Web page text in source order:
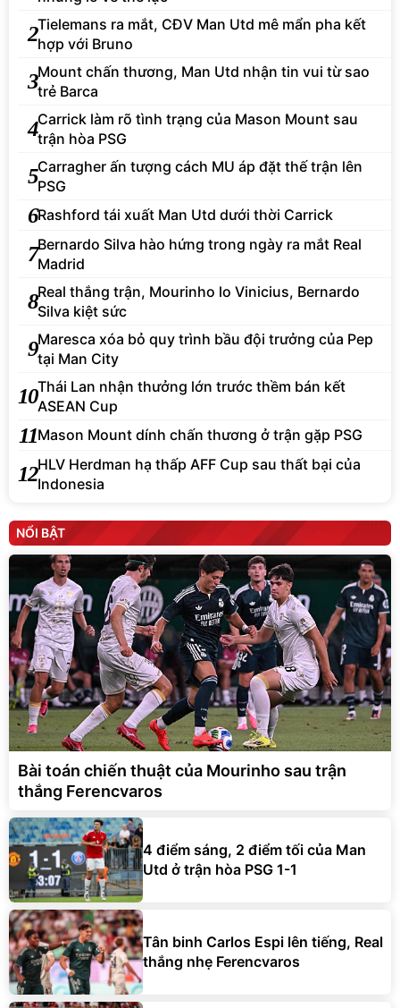
2Tielemans ra mắt, CĐV Man Utd mê mẩn pha kết
hợp với Bruno
3Mount chấn thương, Man Utd nhận tin vui từ sao
trẻ Barca
4Carrick làm rõ tình trạng của Mason Mount sau
trận hòa PSG
5Carragher ấn tượng cách MU áp đặt thế trận lên
PSG
6Rashford tái xuất Man Utd dưới thời Carrick
7Bernardo Silva hào hứng trong ngày ra mắt Real
Madrid
8Real thắng trận, Mourinho lo Vinicius, Bernardo
Silva kiệt sức
9Maresca xóa bỏ quy trình bầu đội trưởng của Pep
tại Man City
10Thái Lan nhận thưởng lớn trước thềm bán kết
ASEAN Cup
11Mason Mount dính chấn thương ở trận gặp PSG
12HLV Herdman hạ thấp AFF Cup sau thất bại của
Indonesia
NỔI BẬT
Bài toán chiến thuật của Mourinho sau trận
thắng Ferencvaros
4 điểm sáng, 2 điểm tối của Man
Utd ở trận hòa PSG 1-1
Tân binh Carlos Espi lên tiếng, Real
thắng nhẹ Ferencvaros